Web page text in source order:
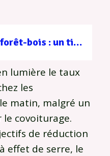
Filière forêt-bois : un tissu d’entreprises au service d’une gestion durable
lumière le taux
les
matin, malgré un
covoiturage.
de réduction
effet de serre, le